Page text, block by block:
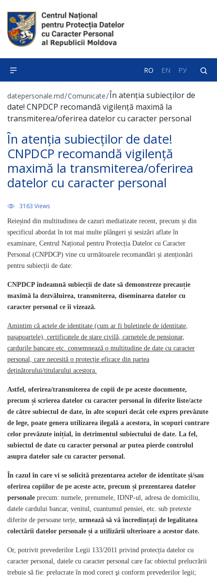
RO EN РУ
datepersonale.md/Comunicate/În atenția subiecților de
date! CNPDCP recomandă vigilență maximă la
transmiterea/oferirea datelor cu caracter personal
În atenția subiecților de date!
CNPDCP recomandă vigilență
maximă la transmiterea/oferirea
datelor cu caracter personal
3163 Views
Reieșind din multitudinea de cazuri mediatizate recent, precum și din
specificul abordat în tot mai multe plângeri și sesizări aflate în
examinare, Centrul Național pentru Protecția Datelor cu Caracter
Personal (CNPDCP) vine cu următoarele recomandări și atenționări
pentru subiecții de date:
CNPDCP îndeamnă subiecții de date să demonstreze precauție
maximă la dezvăluirea, transmiterea, diseminarea datelor cu
caracter personal ce îi vizează.
Amintim că actele de identitate (cum ar fi buletinele de identitate,
pașapoartele), certificatele de stare civilă, carnetele de pensionar,
cardurile bancare etc. consemnează o multitudine de date cu caracter
personal, care necesită o protecție eficace din partea
deținătorului/titularului acestora.
Astfel, oferirea/transmiterea de copii de pe aceste documente,
precum și scrierea datelor cu caracter personal în diferite liste/acte
de către subiectul de date, în alte scopuri decât cele expres prevăzute
de lege, poate genera utilizarea ilegală a acestora, în scopuri contrare
celor prevăzute inițial, în detrimentul subiectului de date. La fel,
subiectul de date cu caracter personal ar putea pierde controlul
asupra datelor sale cu caracter personal.
În cazul în care vi se solicită prezentarea actelor de identitate și/sau
oferirea copiilor de pe aceste acte, precum și prezentarea datelor
personale precum: numele, prenumele, IDNP-ul, adresa de domiciliu,
datele cardului bancar, venitul, cuantumul pensiei, etc. sub pretexte
diferite de persoane terțe, urmează să vă încredințați de legalitatea
colectării datelor personale și a utilizării ulterioare a acestor date.
Or, potrivit prevederilor Legii 133/2011 privind protecția datelor cu
caracter personal, datele cu caracter personal care fac obiectul prelucrării
trebuie să fie: prelucrate în mod corect şi conform prevederilor legii;